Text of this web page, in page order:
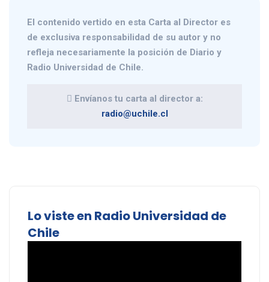
El contenido vertido en esta Carta al Director es
de exclusiva responsabilidad de su autor y no
refleja necesariamente la posición de Diario y
Radio Universidad de Chile.
Envíanos tu carta al director a:
radio@uchile.cl
Lo viste en Radio Universidad de
Chile